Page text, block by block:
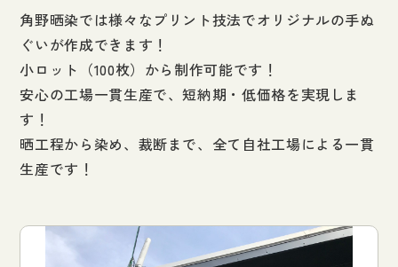
角野晒染では様々なプリント技法でオリジナルの手ぬ
ぐいが作成できます！
小ロット（100枚）から制作可能です！
安心の工場一貫生産で、短納期・低価格を実現しま
す！
晒工程から染め、裁断まで、全て自社工場による一貫
生産です！